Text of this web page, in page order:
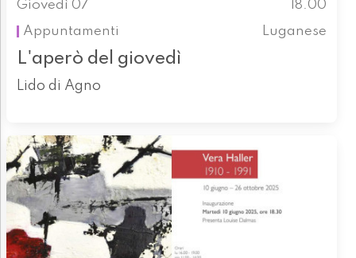
Giovedì 07
18.00
Appuntamenti
Luganese
L'aperò del giovedì
Lido di Agno